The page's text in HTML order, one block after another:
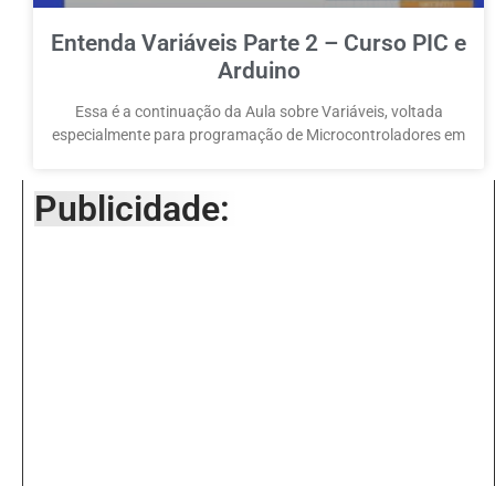
Entenda Variáveis Parte 2 – Curso PIC e
Arduino
Essa é a continuação da Aula sobre Variáveis, voltada
especialmente para programação de Microcontroladores em
Publicidade: